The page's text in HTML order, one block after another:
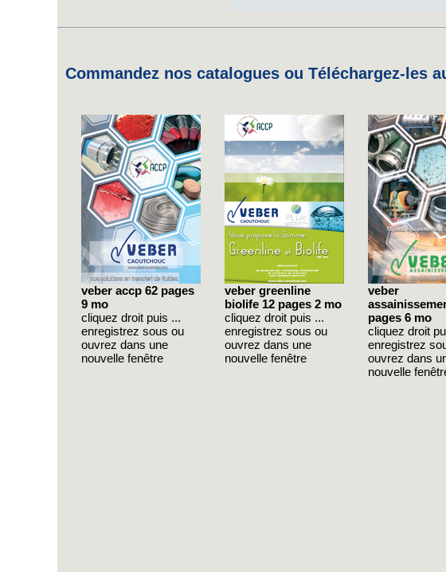
Commandez nos catalogues ou Téléchargez-les
veber accp 62 pages
9 mo
cliquez droit puis ...
enregistrez sous ou
ouvrez dans une
nouvelle fenêtre
veber greenline
biolife 12 pages 2 mo
cliquez droit puis ...
enregistrez sous ou
ouvrez dans une
nouvelle fenêtre
veber
pages 6 mo
cliquez droit
enregistrez
ouvrez dans
nouvelle